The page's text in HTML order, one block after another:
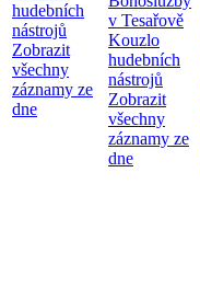
hudebních
nástrojů
Zobrazit
všechny
záznamy ze
dne
v Tesařově
Kouzlo
hudebních
nástrojů
Zobrazit
všechny
záznamy ze
dne